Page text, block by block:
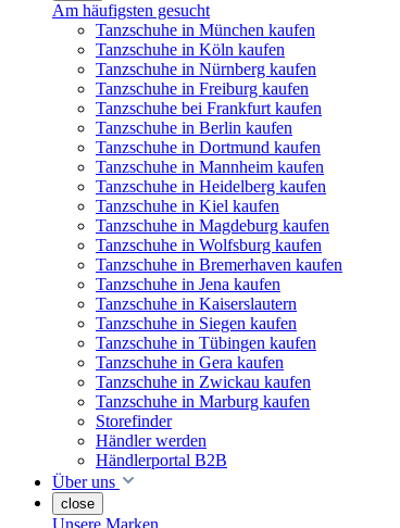
Am häufigsten gesucht
Tanzschuhe in München kaufen
Tanzschuhe in Köln kaufen
Tanzschuhe in Nürnberg kaufen
Tanzschuhe in Freiburg kaufen
Tanzschuhe bei Frankfurt kaufen
Tanzschuhe in Berlin kaufen
Tanzschuhe in Dortmund kaufen
Tanzschuhe in Mannheim kaufen
Tanzschuhe in Heidelberg kaufen
Tanzschuhe in Kiel kaufen
Tanzschuhe in Magdeburg kaufen
Tanzschuhe in Wolfsburg kaufen
Tanzschuhe in Bremerhaven kaufen
Tanzschuhe in Jena kaufen
Tanzschuhe in Kaiserslautern
Tanzschuhe in Siegen kaufen
Tanzschuhe in Tübingen kaufen
Tanzschuhe in Gera kaufen
Tanzschuhe in Zwickau kaufen
Tanzschuhe in Marburg kaufen
Storefinder
Händler werden
Händlerportal B2B
Über uns
close
Unsere Marken